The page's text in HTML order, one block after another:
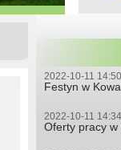
2022-10-11 14:50
Festyn w
2022-10-11 14:34
Oferty pracy w